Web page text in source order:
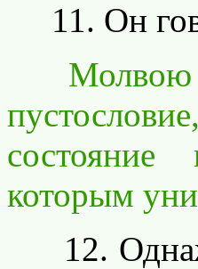
11. Он
Молвою
состояние
которым
12.